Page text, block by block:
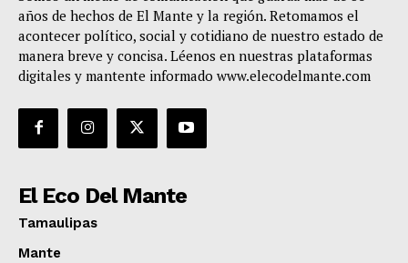
años de hechos de El Mante y la región. Retomamos el
acontecer político, social y cotidiano de nuestro estado de
manera breve y concisa. Léenos en nuestras plataformas
digitales y mantente informado www.elecodelmante.com
El Eco Del Mante
Tamaulipas
Mante